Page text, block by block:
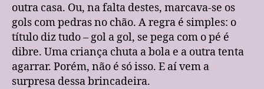
outra casa. Ou, na falta destes, marcava-se os
gols com pedras no chão. A regra é simples: o
título diz tudo – gol a gol, se pega com o pé é
dibre. Uma criança chuta a bola e a outra tenta
agarrar. Porém, não é só isso. E aí vem a
surpresa dessa brincadeira.